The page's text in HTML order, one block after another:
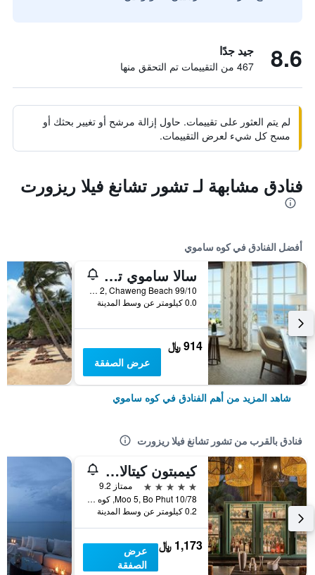
8.6 جيد جدًا
467 من التقييمات تم التحقق منها
لم يتم العثور على تقييمات. حاول إزالة مرشح أو تغيير بحثك أو
مسح كل شيء لعرض التقييمات.
فنادق مشابهة لـ تشور تشانغ فيلا ريزورت
أفضل الفنادق في كوه ساموي
سالا ساموي تشاوينج بيتش ريزورت
99/10 Moo 2, Chaweng Beach, كوه ساموي, تايلاند
0.0 كيلومتر عن وسط المدينة
914 ﷼
عرض الصفقة
شاهد المزيد من أهم الفنادق في كوه ساموي
فنادق بالقرب من تشور تشانغ فيلا ريزورت
كيمبتون كيتالاي ساموي باي آيتش جي
5 نجوم
ممتاز 9.2
10/78 Moo 5, Bo Phut, كوه ساموي, تايلاند
0.2 كيلومتر عن وسط المدينة
1,173 ﷼
عرض
الصفقة